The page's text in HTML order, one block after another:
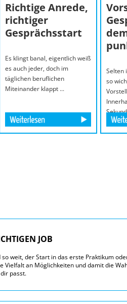
Richtige Anrede,
richtiger
Gesprächsstart
Es klingt banal, eigentlich weiß
es auch jeder, doch im
täglichen beruflichen
Miteinander klappt ...
Selten
so
JOB
weit, der Start in das erste Praktikum
Vielfalt an Möglichkeiten und damit die
passt.